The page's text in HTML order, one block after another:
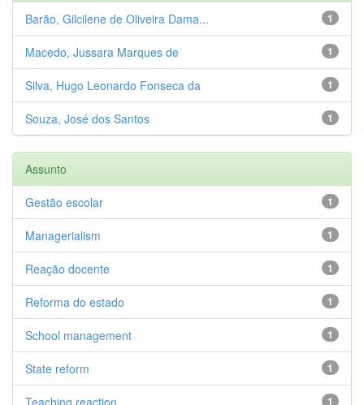
1
Barão, Gilcilene de Oliveira Dama...
1
Macedo, Jussara Marques de
1
Silva, Hugo Leonardo Fonseca da
1
Souza, José dos Santos
Assunto
1
Gestão escolar
1
Managerialism
1
Reação docente
1
Reforma do estado
1
School management
1
State reform
1
Teaching reaction